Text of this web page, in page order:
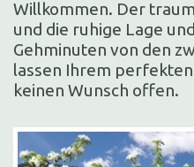
Willkommen. Der
und die ruhige Lage
Gehminuten von den
lassen Ihrem
keinen Wunsch offen.